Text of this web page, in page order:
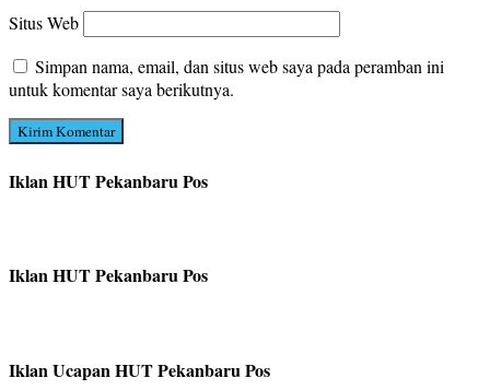
Situs Web
Simpan nama, email, dan situs web saya pada peramban ini
untuk komentar saya berikutnya.
Iklan HUT Pekanbaru Pos
Iklan HUT Pekanbaru Pos
Iklan Ucapan HUT Pekanbaru Pos